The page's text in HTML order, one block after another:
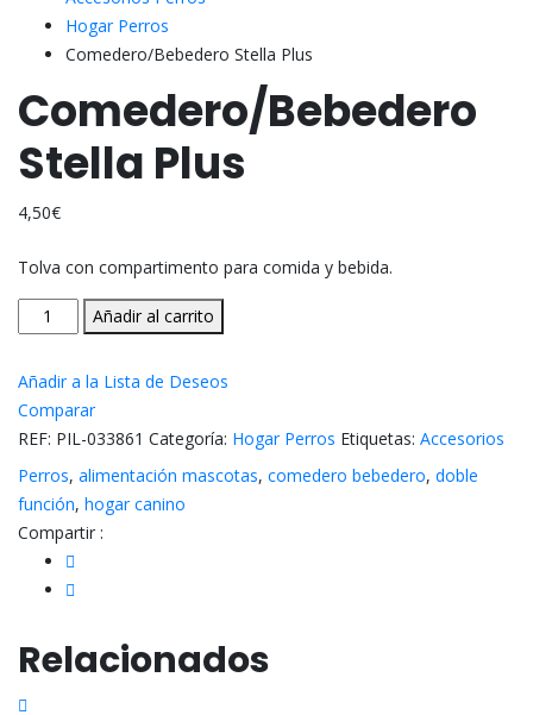
Hogar Perros
Comedero/Bebedero Stella Plus
Comedero/Bebedero
Stella Plus
4,50€
Tolva con compartimento para comida y bebida.
Comedero/Bebedero
Stella
Añadir al carrito
Añadir a la Lista de Deseos
Comparar
REF: PIL-033861 Categoría: Hogar Perros Etiquetas: Accesorios
Perros, alimentación mascotas, comedero bebedero, doble
función, hogar canino
Compartir :
Relacionados